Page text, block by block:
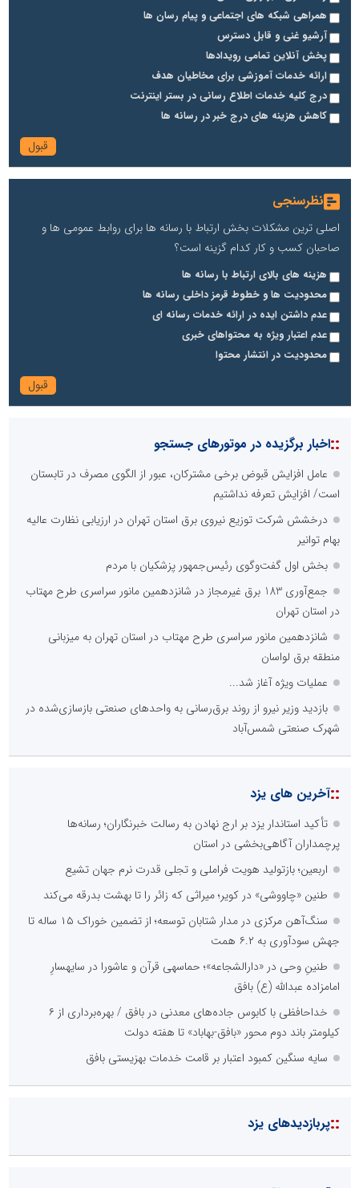
همراهی شبکه های اجتماعی و پیام رسان ها
آرشیو غنی و قابل دسترس
پخش آنلاین تمامی رویدادها
ارائه خدمات آموزشی برای مخاطیان هدف
درج کلیه خدمات اطلاع رسانی در بستر اینترنت
کاهش هزینه های درج خبر در رسانه ها
نظرسنجی
اصلی ترین مشکلات بخش ارتباط با رسانه ها برای روابط عمومی ها و
صاحبان کسب و کار کدام گزینه است؟
هزینه های بالای ارتباط با رسانه ها
محدودیت ها و خطوط قرمز داخلی رسانه ها
عدم داشتن ایده در ارائه خدمات رسانه ای
عدم اعتبار ویژه به محتواهای خبری
محدودیت در انتشار محتوا
::اخبار برگزیده در موتورهای جستجو
عامل افزایش قبوض برخی مشترکان، عبور از الگوی مصرف در تابستان
است/ افزایش تعرفه نداشتیم
درخشش شرکت توزیع نیروی برق استان تهران در ارزیابی نظارت عالیه
بهام توانیر
بخش اول گفت‌وگوی رئیس‌جمهور پزشکیان با مردم
جمع‌آوری 183 برق غیرمجاز در شانزدهمین مانور سراسری طرح مهتاب
در استان تهران
شانزدهمین مانور سراسری طرح مهتاب در استان تهران به میزبانی
منطقه برق لواسان
عملیات ویژه آغاز شد...
بازدید وزیر نیرو از روند برق‌رسانی به واحدهای صنعتی بازسازی‌شده در
شهرک صنعتی شمس‌آباد
::آخرین های یزد
تأکید استاندار یزد بر ارج نهادن به رسالت خبرنگاران؛ رسانه‌ها
پرچمداران آگاهی‌بخشی در استان
اربعین؛ بازتولید هویت فراملی و تجلی قدرت نرم جهان تشیع
طنین «چاووشی» در کویر؛ میراثی که زائر را تا بهشت بدرقه می‌کند
سنگ‌آهن مرکزی در مدار شتابان توسعه؛ از تضمین خوراک ۱۵ ساله تا
جهش سودآوری به ۶.۲ همت
طنینِ وحی در «دارالشجاعه»؛ حماسهی قرآن و عاشورا در سایهسارِ
امامزاده عبدالله (ع) بافق
خداحافظی با کابوس جاده‌های معدنی در بافق / بهره‌برداری از ۶
کیلومتر باند دوم محور «بافق-بهاباد» تا هفته دولت
سایه سنگین کمبود اعتبار بر قامت خدمات بهزیستی بافق
::پربازدیدهای یزد